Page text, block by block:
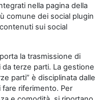
nella pagina della
comune dei social plugin
sui social
la trasmissione di
terze parti. La gestione
parti” è disciplinata dalle
riferimento. Per